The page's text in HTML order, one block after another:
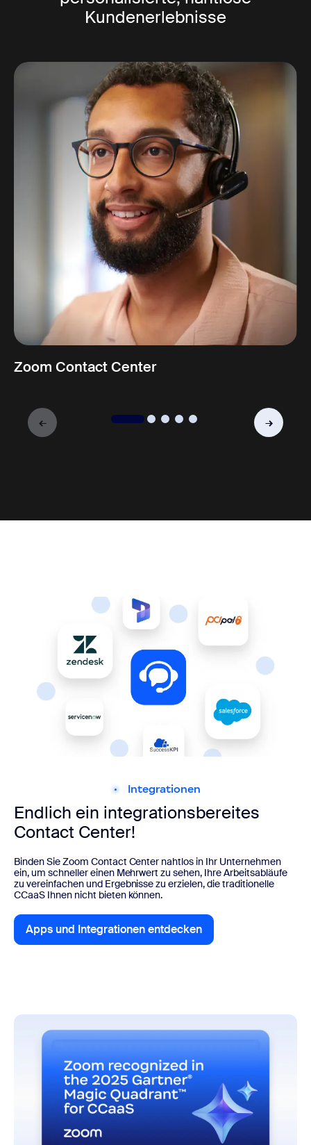
Kundenerlebnisse
Zoom Contact Center
Integrationen
Endlich ein integrationsbereites
Contact Center!
Binden Sie Zoom Contact Center nahtlos in Ihr Unternehmen
ein, um schneller einen Mehrwert zu sehen, Ihre Arbeitsabläufe
zu vereinfachen und Ergebnisse zu erzielen, die traditionelle
CCaaS Ihnen nicht bieten können.
Apps und Integrationen entdecken
Apps und Integrationen entdecken